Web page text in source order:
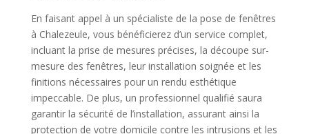
En faisant appel à un spécialiste de la pose de fenêtres
à Chalezeule, vous bénéficierez d’un service complet,
incluant la prise de mesures précises, la découpe sur-
mesure des fenêtres, leur installation soignée et les
finitions nécessaires pour un rendu esthétique
impeccable. De plus, un professionnel qualifié saura
garantir la sécurité de l’installation, assurant ainsi la
protection de votre domicile contre les intrusions et les